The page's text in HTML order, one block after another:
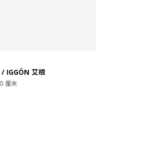
IGGÖN 艾根
厘米